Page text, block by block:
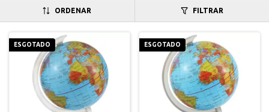
ORDENAR FILTRAR
ESGOTADO ESGOTADO